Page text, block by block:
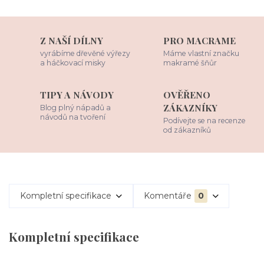
Z NAŠÍ DÍLNY
vyrábíme dřevěné výřezy
a háčkovací misky
PRO MACRAME
Máme vlastní značku
makramé šňůr
TIPY A NÁVODY
Blog plný nápadů a
návodů na tvoření
OVĚŘENO
ZÁKAZNÍKY
Podívejte se na recenze
od zákazníků
Kompletní specifikace Komentáře 0
Kompletní specifikace